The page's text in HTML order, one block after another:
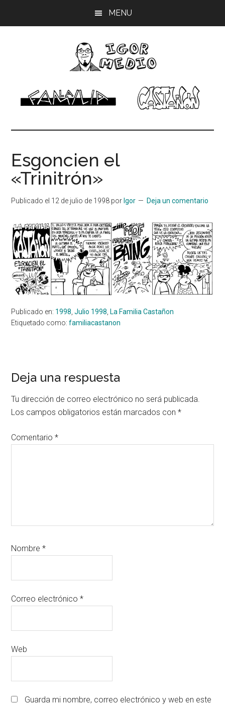
MENU
Igor
Medio
dibujante
Esgoncien el
«Trinitrón»
Publicado el 12 de julio de 1998 por Igor Deja un comentario
Publicado en: 1998 ,Julio 1998 ,La Familia Castañon
Etiquetado como:familiacastanon
Interacciones
con
los
lectores
Deja una respuesta
Tu dirección de correo electrónico no será publicada.
Los campos obligatorios están marcados con*
Comentario*
Nombre*
Correo electrónico*
Web
Guarda mi nombre, correo electrónico y web en este